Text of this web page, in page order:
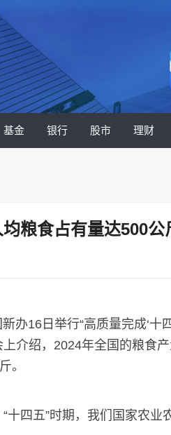
基金 银行 股市 理财
粮食占有量达500公
16日举行“高质量完成‘十
介绍，2024年全国的粮食
。
四五”时期，我们国家农业